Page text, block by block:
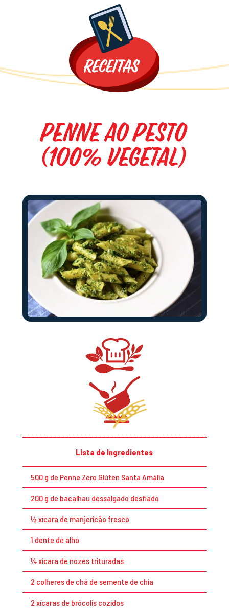
Penne ao Pesto
(100% vegetal)
Lista de Ingredientes
500 g de Penne Zero Glúten Santa Amália
200 g de bacalhau dessalgado desfiado
½ xícara de manjericão fresco
1 dente de alho
¼ xícara de nozes trituradas
2 colheres de chá de semente de chia
2 xícaras de brócolis cozidos